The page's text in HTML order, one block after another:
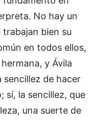
No hay un
bien su
en todos ellos,
y Ávila
sencillez de hacer
sí, la sencillez, que
una suerte de